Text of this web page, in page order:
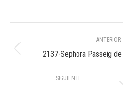
entre
álbumes
ANTERIOR
2137-Sephora Passeig
SIGUIENTE